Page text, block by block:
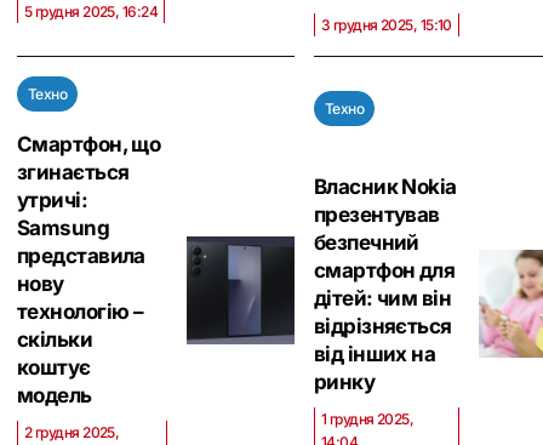
5 грудня 2025, 16:24
3 грудня 2025, 15:10
Техно
Смартфон, що
згинається
утричі:
Samsung
представила
нову
технологію –
скільки
коштує
модель
2 грудня 2025,
Техно
Власник Nokia
презентував
безпечний
смартфон для
дітей: чим він
відрізняється
від інших на
ринку
1 грудня 2025,
14:04